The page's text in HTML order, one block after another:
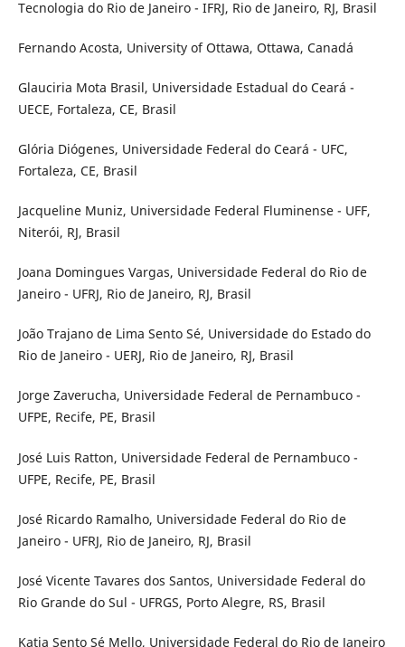
Tecnologia do Rio de Janeiro - IFRJ, Rio de Janeiro, RJ, Brasil
Fernando Acosta, University of Ottawa, Ottawa, Canadá
Glauciria Mota Brasil, Universidade Estadual do Ceará -
UECE, Fortaleza, CE, Brasil
Glória Diógenes, Universidade Federal do Ceará - UFC,
Fortaleza, CE, Brasil
Jacqueline Muniz, Universidade Federal Fluminense - UFF,
Niterói, RJ, Brasil
Joana Domingues Vargas, Universidade Federal do Rio de
Janeiro - UFRJ, Rio de Janeiro, RJ, Brasil
João Trajano de Lima Sento Sé, Universidade do Estado do
Rio de Janeiro - UERJ, Rio de Janeiro, RJ, Brasil
Jorge Zaverucha, Universidade Federal de Pernambuco -
UFPE, Recife, PE, Brasil
José Luis Ratton, Universidade Federal de Pernambuco -
UFPE, Recife, PE, Brasil
José Ricardo Ramalho, Universidade Federal do Rio de
Janeiro - UFRJ, Rio de Janeiro, RJ, Brasil
José Vicente Tavares dos Santos, Universidade Federal do
Rio Grande do Sul - UFRGS, Porto Alegre, RS, Brasil
Katia Sento Sé Mello, Universidade Federal do Rio de Janeiro